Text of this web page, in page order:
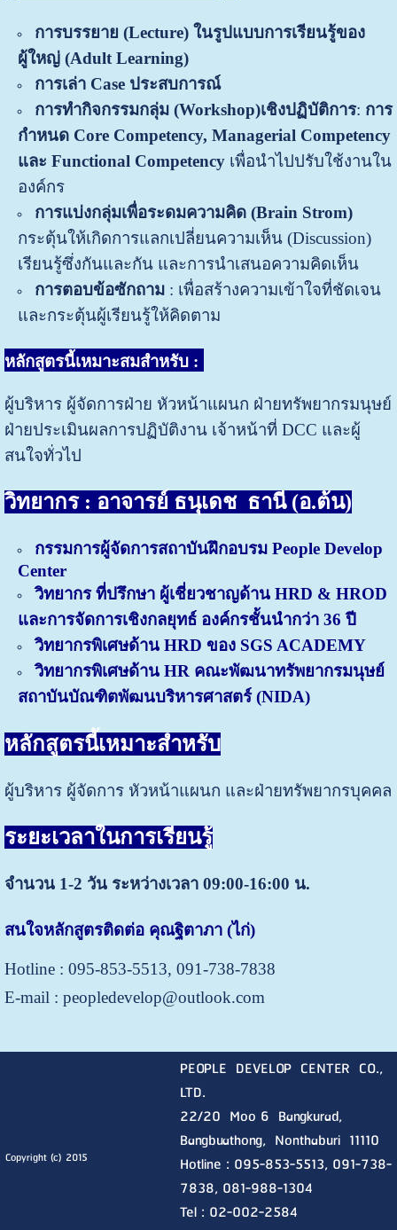
การบรรยาย (Lecture) ในรูปแบบการเรียนรู้ของ
ผู้ใหญ่ (Adult Learning)
การเล่า Case ประสบการณ์
การทำกิจกรรมกลุ่ม(Workshop)เชิงปฏิบัติการ: การ
กำหนด Core Competency, Managerial Competency
และ Functional Competency เพื่อนำไปปรับใช้งานใน
องค์กร
การแบ่งกลุ่มเพื่อระดมความคิด(Brain Strom)
กระตุ้นให้เกิดการแลกเปลี่ยนความเห็น (Discussion)
เรียนรู้ซึ่งกันและกัน และการนำเสนอความคิดเห็น
การตอบข้อซักถาม: เพื่อสร้างความเข้าใจที่ชัดเจน
และกระตุ้นผู้เรียนรู้ให้คิดตาม
หลักสูตรนี้เหมาะสมสำหรับ :
ผู้บริหาร ผู้จัดการฝ่าย หัวหน้าแผนก ฝ่ายทรัพยากรมนุษย์
ฝ่ายประเมินผลการปฏิบัติงาน เจ้าหน้าที่ DCC และผู้
สนใจทั่วไป
วิทยากร : อาจารย์ ธนุเดช ธานี (อ.ต้น)
กรรมการผู้จัดการสถาบันฝึกอบรม People Develop
Center
วิทยากร ที่ปรึกษา ผู้เชี่ยวชาญด้าน HRD & HROD
และการจัดการเชิงกลยุทธ์ องค์กรชั้นนำกว่า 36 ปี
วิทยากรพิเศษด้าน HRD ของ SGS ACADEMY
วิทยากรพิเศษด้าน HR คณะพัฒนาทรัพยากรมนุษย์
สถาบันบัณฑิตพัฒนบริหารศาสตร์ (NIDA)
หลักสูตรนี้เหมาะสำหรับ
ผู้บริหาร ผู้จัดการ หัวหน้าแผนก และฝ่ายทรัพยากรบุคคล
ระยะเวลาในการเรียนรู้
จำนวน 1-2 วัน ระหว่างเวลา 09:00-16:00 น.
สนใจหลักสูตรติดต่อ คุณฐิตาภา (ไก่)
Hotline : 095-853-5513, 091-738-7838
E-mail : peopledevelop@outlook.com
Copyright (c) 2015
PEOPLE DEVELOP CENTER CO.,
LTD.
22/20 Moo 6 Bangkurad,
Bangbuathong, Nonthaburi 11110
Hotline : 095-853-5513, 091-738-
7838, 081-988-1304
Tel : 02-002-2584